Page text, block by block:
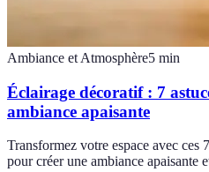
Ambiance et Atmosphère5 min
Éclairage décoratif : 7
ambiance apaisante
Transformez votre espace avec ces
pour créer une ambiance apaisante